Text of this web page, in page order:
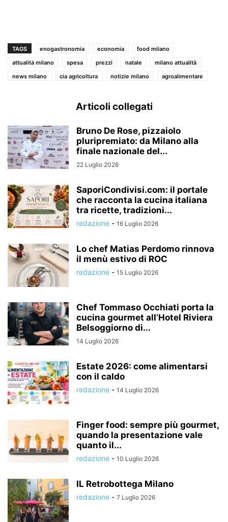
TAGS enogastronomia economia
food milano
attualità milano
spesa prezzi natale
milano attualità
news milano
cia agricoltura notizie milano agroalimentare
Articoli collegati
Bruno De Rose, pizzaiolo
pluripremiato: da Milano alla
finale nazionale del...
22 Luglio 2026
SaporiCondivisi.com: il portale
che racconta la cucina italiana
tra ricette, tradizioni...
redazione - 16 Luglio 2026
Lo chef Matias Perdomo rinnova
il menù estivo di ROC
redazione - 15 Luglio 2026
Chef Tommaso Occhiati porta la
cucina gourmet all’Hotel Riviera
Belsoggiorno di...
14 Luglio 2026
Estate 2026: come alimentarsi
con il caldo
redazione - 14 Luglio 2026
Finger food: sempre più gourmet,
quando la presentazione vale
quanto il...
redazione - 10 Luglio 2026
IL Retrobottega Milano
redazione - 7 Luglio 2026